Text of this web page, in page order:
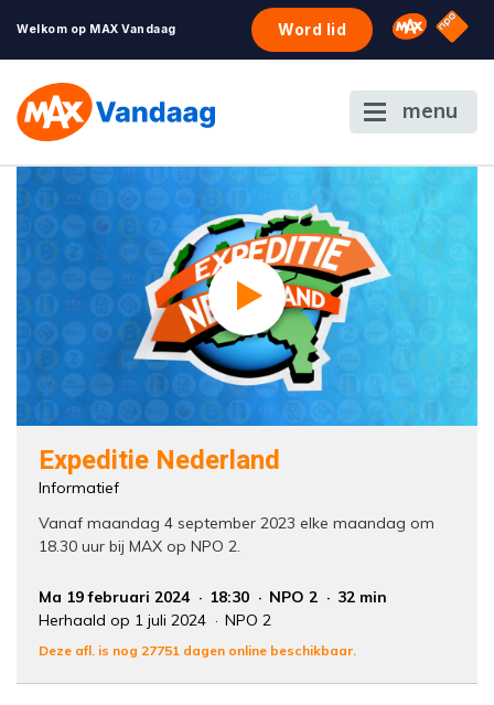
Welkom op MAX Vandaag Word lid Omroep
NPO
menu
Expeditie Nederland
Informatief
Vanaf maandag 4 september 2023 elke maandag om
18.30 uur bij MAX op NPO 2.
Ma 19 februari 2024 18:30 NPO 2
32 min
Herhaald op 1 juli 2024
NPO 2
Deze afl. is nog 27751 dagen online beschikbaar.